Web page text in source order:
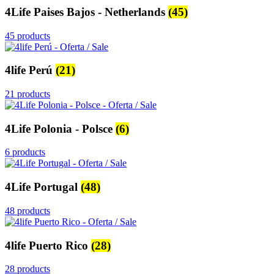
4Life Paises Bajos - Netherlands (45)
45 products
4life Perú (21)
21 products
4Life Polonia - Polsce (6)
6 products
4Life Portugal (48)
48 products
4life Puerto Rico (28)
28 products